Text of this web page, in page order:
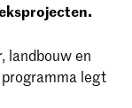
landbouw en
legt